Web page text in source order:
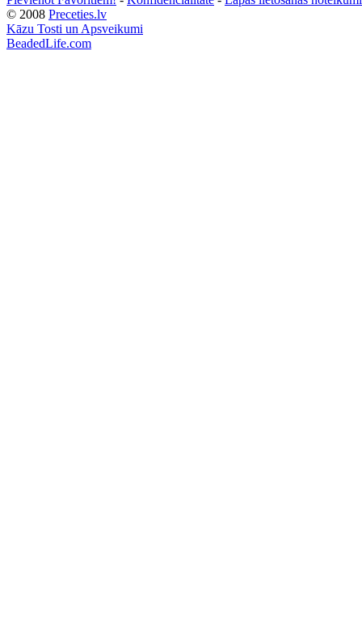
© 2008 Preceties.lv
Kāzu Tosti un Apsveikumi
BeadedLife.com